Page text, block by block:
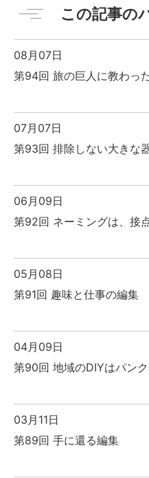
この記事の
08月07日
第94回 旅の巨人に教わっ
07月07日
第93回 排除しない大きな
06月09日
第92回 ネーミングは、接
05月08日
第91回 趣味と仕事の編集
04月09日
第90回 地域のDIYはパンク
03月11日
第89回 手に還る編集